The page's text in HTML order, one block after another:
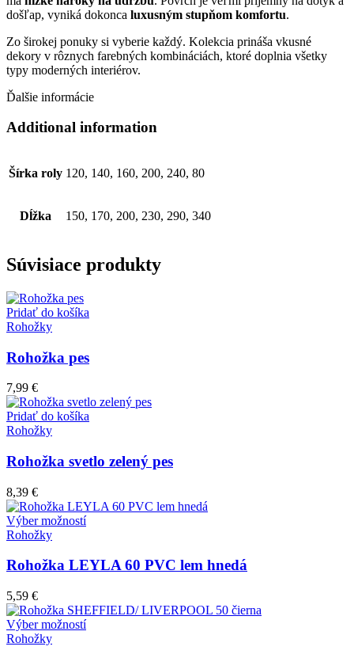
došľap, vyniká dokonca luxusným stupňom komfortu.
Zo širokej ponuky si vyberie každý. Kolekcia prináša vkusné
dekory v rôznych farebných kombináciách, ktoré doplnia všetky
typy moderných interiérov.
Ďalšie informácie
Additional information
Šírka roly 120, 140, 160, 200, 240, 80
Dĺžka 150, 170, 200, 230, 290, 340
Súvisiace produkty
Pridať do košíka
Rohožky
Rohožka pes
7,99 €
Pridať do košíka
Rohožky
Rohožka svetlo zelený pes
8,39 €
Výber možnostíTento
viacero
si
môžete
vybrať
Rohožky
Rohožka LEYLA 60 PVC lem hnedá
5,59 €
Výber možnostíTento
Rohožky